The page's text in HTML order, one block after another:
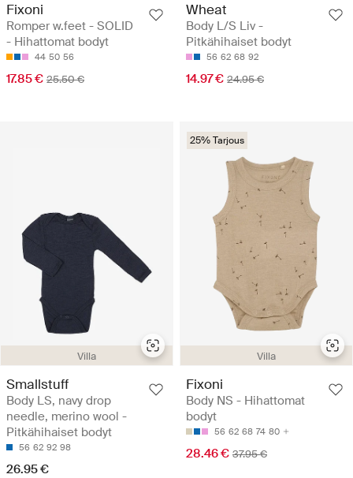
Fixoni
Romper w.feet - SOLID
- Hihattomat bodyt
44 50 56
17.85 € 25.50 €
Wheat
Body L/S Liv -
Pitkähihaiset bodyt
56 62 68 92
14.97 € 24.95 €
Villa
Smallstuff
Body LS, navy drop
needle, merino wool -
Pitkähihaiset bodyt
56 62 92 98
26.95 €
Villa
25% Tarjous
Fixoni
Body NS - Hihattomat
bodyt
56 62 68 74 80
28.46 € 37.95 €